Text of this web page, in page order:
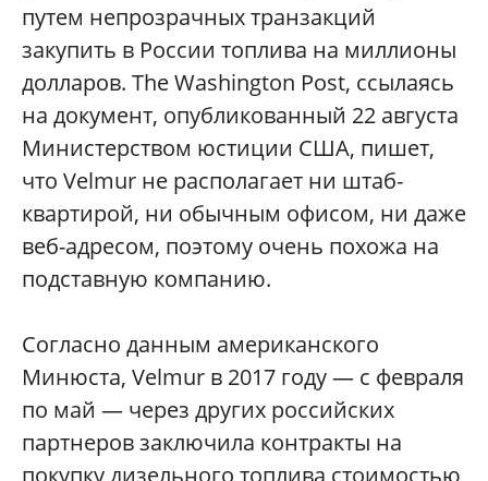
путем непрозрачных транзакций
закупить в России топлива на миллионы
долларов. The Washington Post, ссылаясь
на документ, опубликованный 22 августа
Министерством юстиции США, пишет,
что Velmur не располагает ни штаб-
квартирой, ни обычным офисом, ни даже
веб-адресом, поэтому очень похожа на
подставную компанию.
Согласно данным американского
Минюста, Velmur в 2017 году — с февраля
по май — через других российских
партнеров заключила контракты на
покупку дизельного топлива стоимостью